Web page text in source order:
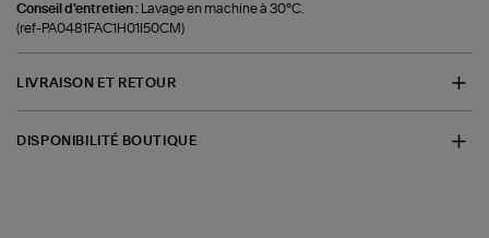
Conseil d'entretien :
Lavage en machine à 30°C.
(ref-PA0481FAC1H01I50CM)
LIVRAISON ET RETOUR
DISPONIBILITÉ BOUTIQUE